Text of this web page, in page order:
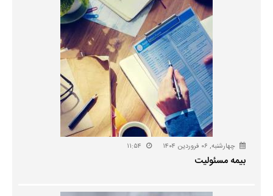
چهارشنبه, ۰۶ فروردین ۱۴۰۴ ۱۱:۵۴
بیمه مسئولیت